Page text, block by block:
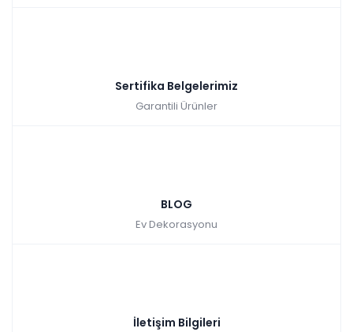
Sertifika Belgelerimiz
Garantili Ürünler
BLOG
Ev Dekorasyonu
İletişim Bilgileri